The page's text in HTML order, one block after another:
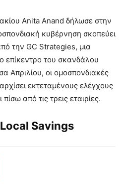
Anita Anand δήλωσε στην
κυβέρνηση σκοπεύει
την GC Strategies, μια
επίκεντρο του σκανδάλου
Απριλίου, οι ομοσπονδιακές
εκτεταμένους ελέγχους
από τις τρεις εταιρίες.
Savings